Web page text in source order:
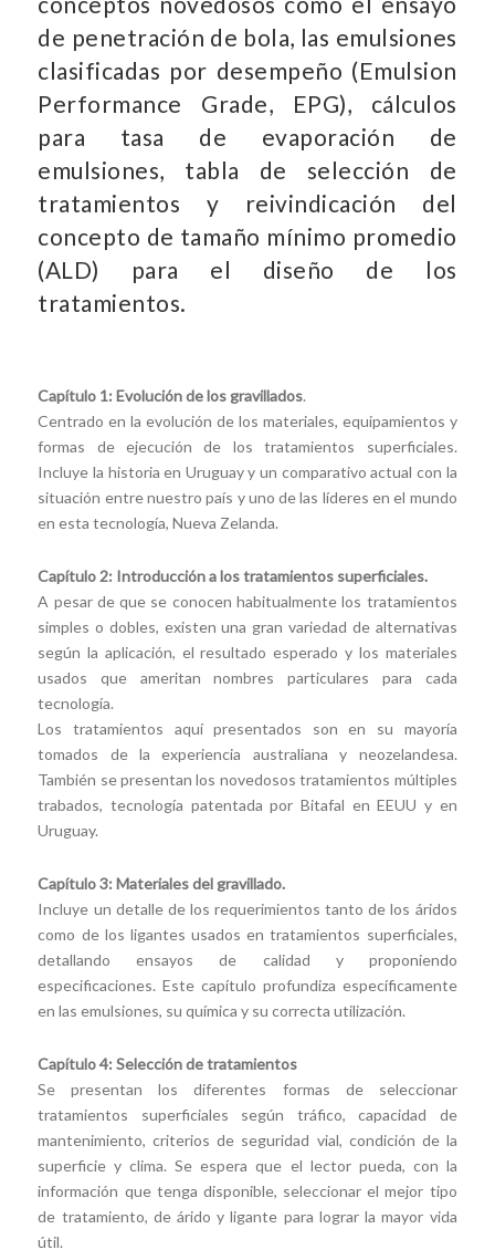
de penetración de bola, las emulsiones
clasificadas por desempeño (Emulsion
Performance Grade, EPG), cálculos
para tasa de evaporación de
emulsiones, tabla de selección de
tratamientos y reivindicación del
concepto de tamaño mínimo promedio
(ALD) para el diseño de los
tratamientos.
Capítulo 1: Evolución de los gravillados.
Centrado en la evolución de los materiales, equipamientos y
formas de ejecución de los tratamientos superficiales.
Incluye la historia en Uruguay y un comparativo actual con la
situación entre nuestro país y uno de las líderes en el mundo
en esta tecnología, Nueva Zelanda.
Capítulo 2: Introducción a los tratamientos superficiales.
A pesar de que se conocen habitualmente los tratamientos
simples o dobles, existen una gran variedad de alternativas
según la aplicación, el resultado esperado y los materiales
usados que ameritan nombres particulares para cada
tecnología.
Los tratamientos aquí presentados son en su mayoría
tomados de la experiencia australiana y neozelandesa.
También se presentan los novedosos tratamientos múltiples
trabados, tecnología patentada por Bitafal en EEUU y en
Uruguay.
Capítulo 3: Materiales del gravillado.
Incluye un detalle de los requerimientos tanto de los áridos
como de los ligantes usados en tratamientos superficiales,
detallando ensayos de calidad y proponiendo
especificaciones. Este capítulo profundiza específicamente
en las emulsiones, su química y su correcta utilización.
Capítulo 4: Selección de tratamientos
Se presentan los diferentes formas de seleccionar
tratamientos superficiales según tráfico, capacidad de
mantenimiento, criterios de seguridad vial, condición de la
superficie y clima. Se espera que el lector pueda, con la
información que tenga disponible, seleccionar el mejor tipo
de tratamiento, de árido y ligante para lograr la mayor vida
útil.